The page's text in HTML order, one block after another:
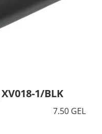
1/BLK
7.50 GEL